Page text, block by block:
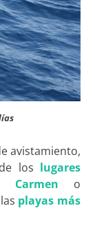
avistamiento,
los lugares
Carmen o
playas más